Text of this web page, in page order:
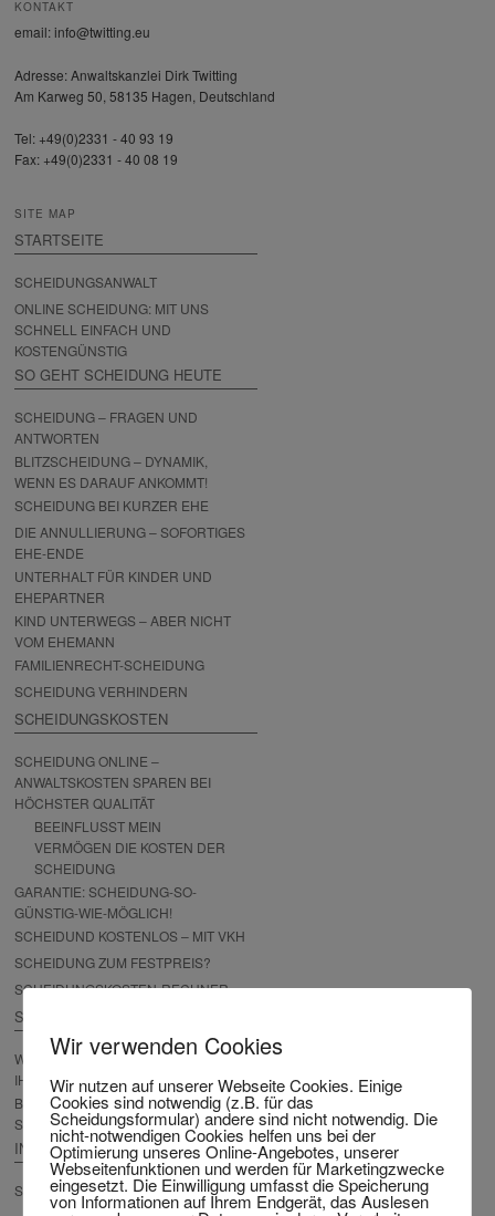
KONTAKT
email: info@twitting.eu
Adresse: Anwaltskanzlei Dirk Twitting
Am Karweg 50, 58135 Hagen, Deutschland
Tel: +49(0)2331 - 40 93 19
Fax: +49(0)2331 - 40 08 19
SITE MAP
STARTSEITE
SCHEIDUNGSANWALT
ONLINE SCHEIDUNG: MIT UNS
SCHNELL EINFACH UND
KOSTENGÜNSTIG
SO GEHT SCHEIDUNG HEUTE
SCHEIDUNG – FRAGEN UND
ANTWORTEN
BLITZSCHEIDUNG – DYNAMIK,
WENN ES DARAUF ANKOMMT!
SCHEIDUNG BEI KURZER EHE
DIE ANNULLIERUNG – SOFORTIGES
EHE-ENDE
UNTERHALT FÜR KINDER UND
EHEPARTNER
KIND UNTERWEGS – ABER NICHT
VOM EHEMANN
FAMILIENRECHT-SCHEIDUNG
SCHEIDUNG VERHINDERN
SCHEIDUNGSKOSTEN
SCHEIDUNG ONLINE –
ANWALTSKOSTEN SPAREN BEI
HÖCHSTER QUALITÄT
BEEINFLUSST MEIN
VERMÖGEN DIE KOSTEN DER
SCHEIDUNG
GARANTIE: SCHEIDUNG-SO-
GÜNSTIG-WIE-MÖGLICH!
SCHEIDUND KOSTENLOS – MIT VKH
SCHEIDUNG ZUM FESTPREIS?
SCHEIDUNGSKOSTEN-RECHNER
SCHEIDUNGSFORMULAR
WEGWEISER ZUR VORBEREITUNG
IHRER SCHEIDUNG
BESCHWERDEPRÜFUNG
SCHEIDUNG
INTERNATIONALE SCHEIDUNG
SCHEIDUNG AUS DEM AUSLAND
Wir verwenden Cookies
Wir nutzen auf unserer Webseite Cookies. Einige
Cookies sind notwendig (z.B. für das
Scheidungsformular) andere sind nicht notwendig. Die
nicht-notwendigen Cookies helfen uns bei der
Optimierung unseres Online-Angebotes, unserer
Webseitenfunktionen und werden für Marketingzwecke
eingesetzt. Die Einwilligung umfasst die Speicherung
von Informationen auf Ihrem Endgerät, das Auslesen